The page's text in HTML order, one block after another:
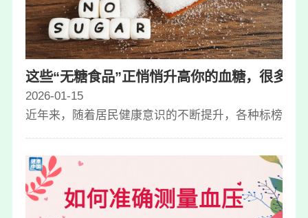
这些“无糖食品”正悄悄升高你的血糖，很多人
2026-01-15
近年来，随着居民健康意识的不断提升，各种标榜“